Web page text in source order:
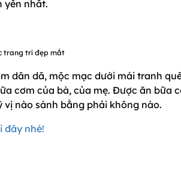
yên nhất.
trang trí đẹp mắt
dân dã, mộc mạc dưới mái tranh
cơm của bà, của mẹ. Được ăn bữa
nào sánh bằng phải không nào.
đây nhé!